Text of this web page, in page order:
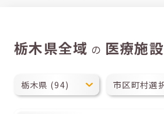
栃木県全域 の 医療施設